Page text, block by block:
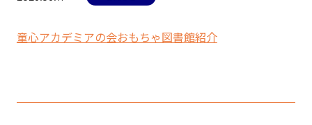
童心アカデミアの会おもちゃ図書館紹介